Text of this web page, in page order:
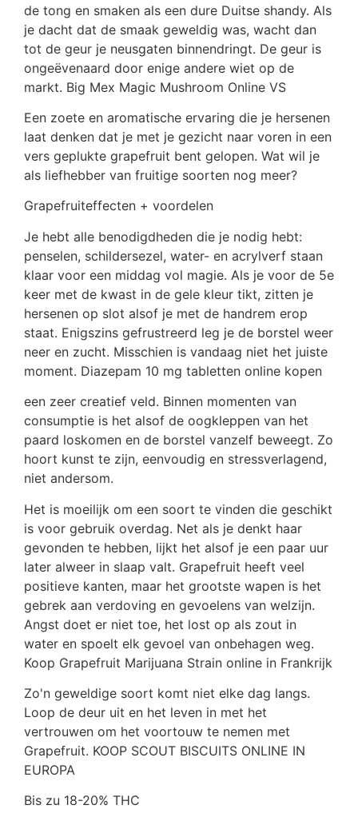
de tong en smaken als een dure Duitse shandy. Als
je dacht dat de smaak geweldig was, wacht dan
tot de geur je neusgaten binnendringt. De geur is
ongeëvenaard door enige andere wiet op de
markt. Big Mex Magic Mushroom Online VS
Een zoete en aromatische ervaring die je hersenen
laat denken dat je met je gezicht naar voren in een
vers geplukte grapefruit bent gelopen. Wat wil je
als liefhebber van fruitige soorten nog meer?
Grapefruiteffecten + voordelen
Je hebt alle benodigdheden die je nodig hebt:
penselen, schildersezel, water- en acrylverf staan ​​
klaar voor een middag vol magie. Als je voor de 5e
keer met de kwast in de gele kleur tikt, zitten je
hersenen op slot alsof je met de handrem erop
staat. Enigszins gefrustreerd leg je de borstel weer
neer en zucht. Misschien is vandaag niet het juiste
moment. Diazepam 10 mg tabletten online kopen
een zeer creatief veld. Binnen momenten van
consumptie is het alsof de oogkleppen van het
paard loskomen en de borstel vanzelf beweegt. Zo
hoort kunst te zijn, eenvoudig en stressverlagend,
niet andersom.
Het is moeilijk om een ​​soort te vinden die geschikt
is voor gebruik overdag. Net als je denkt haar
gevonden te hebben, lijkt het alsof je een paar uur
later alweer in slaap valt. Grapefruit heeft veel
positieve kanten, maar het grootste wapen is het
gebrek aan verdoving en gevoelens van welzijn.
Angst doet er niet toe, het lost op als zout in
water en spoelt elk gevoel van onbehagen weg.
Koop Grapefruit Marijuana Strain online in Frankrijk
Zo'n geweldige soort komt niet elke dag langs.
Loop de deur uit en het leven in met het
vertrouwen om het voortouw te nemen met
Grapefruit. KOOP SCOUT BISCUITS ONLINE IN
EUROPA
Bis zu 18-20% THC